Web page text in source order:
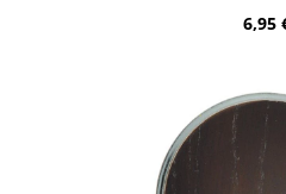
6,95